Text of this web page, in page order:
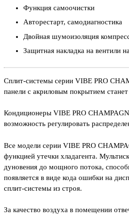
Функция самоочистки
Авторестарт, самодиагностика
Двойная шумоизоляция
Защитная накладка на вентили
Сплит-системы серии VIBE PRO
панели с акриловым покрытием
Кондиционеры VIBE PRO
возможность регулировать
Все модели серии VIBE PRO
функцией утечки хладагента.
дуновения до мощного потока,
появляется в виде кода ошибки на
сплит-системы из строя.
За качество воздуха в помещении